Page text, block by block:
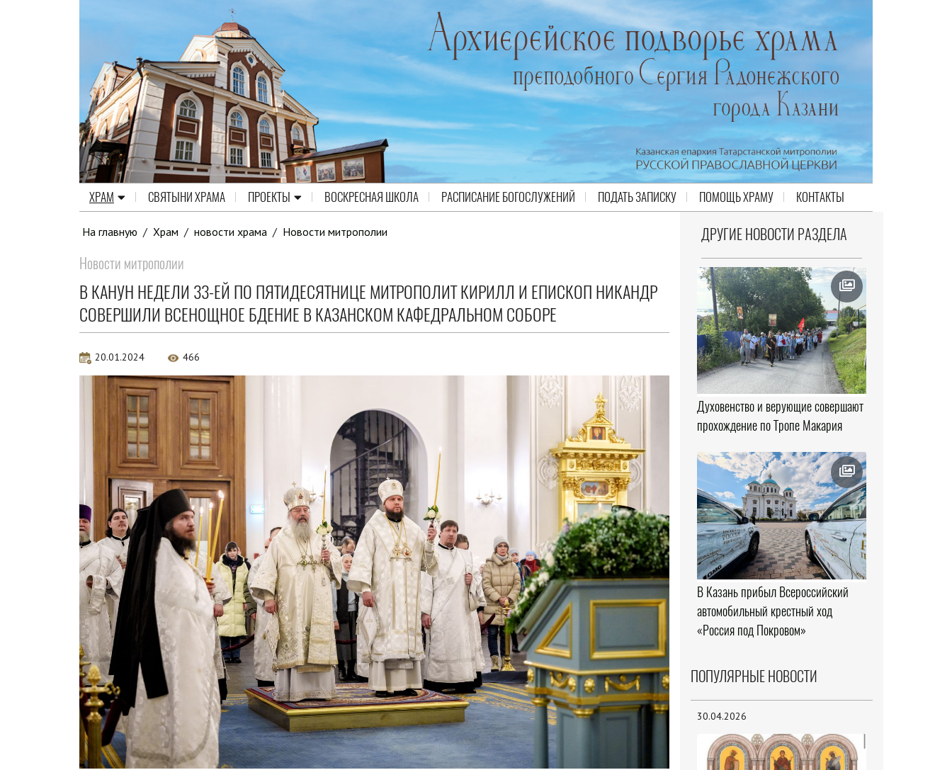
ХРАМ СВЯТЫНИ ХРАМА ПРОЕКТЫ ВОСКРЕСНАЯ ШКОЛА РАСПИСАНИЕ БОГОСЛУЖЕНИЙ ПОДАТЬ ЗАПИСКУ ПОМОЩЬ ХРАМУ КОНТАКТЫ
На главную / Храм / новости храма / Новости митрополии
Новости митрополии
В КАНУН НЕДЕЛИ 33-ЕЙ ПО ПЯТИДЕСЯТНИЦЕ МИТРОПОЛИТ КИРИЛЛ И ЕПИСКОП НИКАНДР
СОВЕРШИЛИ ВСЕНОЩНОЕ БДЕНИЕ В КАЗАНСКОМ КАФЕДРАЛЬНОМ СОБОРЕ
20.01.2024 466
ДРУГИЕ НОВОСТИ РАЗДЕЛА
Духовенство и верующие совершают
прохождение по Тропе Макария
В Казань прибыл Всероссийский
автомобильный крестный ход
«Россия под Покровом»
ПОПУЛЯРНЫЕ НОВОСТИ
30.04.2026